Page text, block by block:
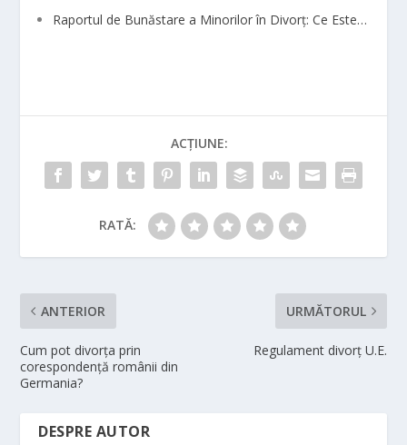
Raportul de Bunăstare a Minorilor în Divorț: Ce Este…
ACȚIUNE:
RATĂ:
ANTERIOR
Cum pot divorța prin
corespondență românii din
Germania?
URMĂTORUL
Regulament divorț U.E.
DESPRE AUTOR